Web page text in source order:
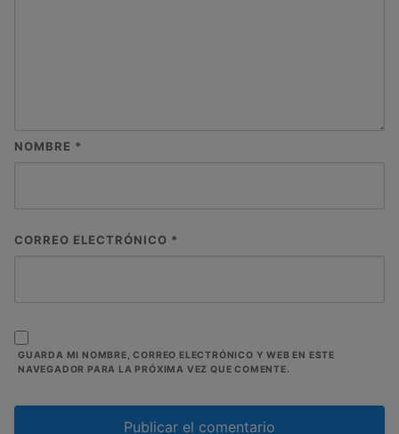
NOMBRE *
CORREO ELECTRÓNICO *
GUARDA MI NOMBRE, CORREO ELECTRÓNICO Y WEB EN ESTE
NAVEGADOR PARA LA PRÓXIMA VEZ QUE COMENTE.